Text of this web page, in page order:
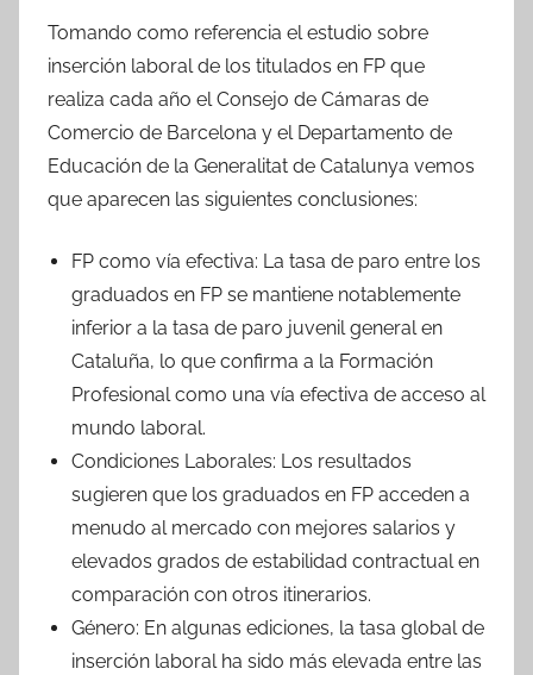
Tomando como referencia el estudio sobre
inserción laboral de los titulados en FP que
realiza cada año el Consejo de Cámaras de
Comercio de Barcelona y el Departamento de
Educación de la Generalitat de Catalunya vemos
que aparecen las siguientes conclusiones:
FP como vía efectiva: La tasa de paro entre los
graduados en FP se mantiene notablemente
inferior a la tasa de paro juvenil general en
Cataluña, lo que confirma a la Formación
Profesional como una vía efectiva de acceso al
mundo laboral.
Condiciones Laborales: Los resultados
sugieren que los graduados en FP acceden a
menudo al mercado con mejores salarios y
elevados grados de estabilidad contractual en
comparación con otros itinerarios.
Género: En algunas ediciones, la tasa global de
inserción laboral ha sido más elevada entre las